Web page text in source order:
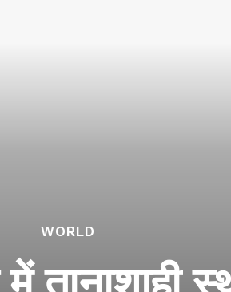
WORLD